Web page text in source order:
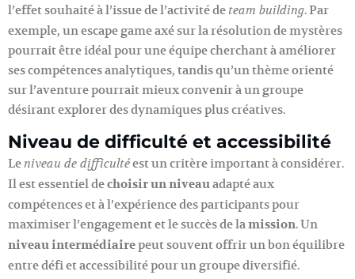
l’effet souhaité à l’issue de l’activité de team building. Par
exemple, un escape game axé sur la résolution de mystères
pourrait être idéal pour une équipe cherchant à améliorer
ses compétences analytiques, tandis qu’un thème orienté
sur l’aventure pourrait mieux convenir à un groupe
désirant explorer des dynamiques plus créatives.
Niveau de difficulté et accessibilité
Leniveau de difficultéest un critère important à considérer.
Il est essentiel dechoisir un niveauadapté aux
compétences et à l’expérience des participants pour
maximiser l’engagement et le succès de lamission. Un
niveau intermédiairepeut souvent offrir un bon équilibre
entre défi et accessibilité pour un groupe diversifié.